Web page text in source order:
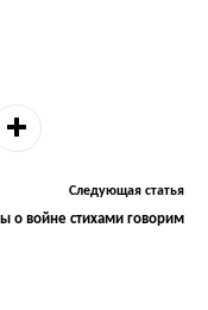
Следующая статья
о войне стихами говорим